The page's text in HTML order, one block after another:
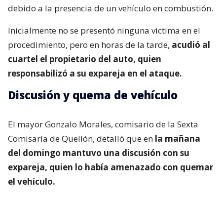
debido a la presencia de un vehículo en combustión.
Inicialmente no se presentó ninguna víctima en el
procedimiento, pero en horas de la tarde, acudió al
cuartel el propietario del auto, quien
responsabilizó a su expareja en el ataque.
Discusión y quema de vehículo
El mayor Gonzalo Morales, comisario de la Sexta
Comisaría de Quellón, detalló que en la mañana
del domingo mantuvo una discusión con su
expareja, quien lo había amenazado con quemar
el vehículo.